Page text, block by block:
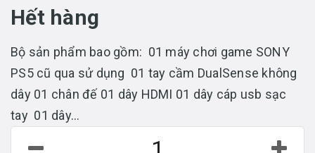
Hết hàng
Bộ sản phẩm bao gồm: 01 máy chơi game SONY
PS5 cũ qua sử dụng 01 tay cầm DualSense không
dây 01 chân đế 01 dây HDMI 01 dây cáp usb sạc
tay 01 dây...